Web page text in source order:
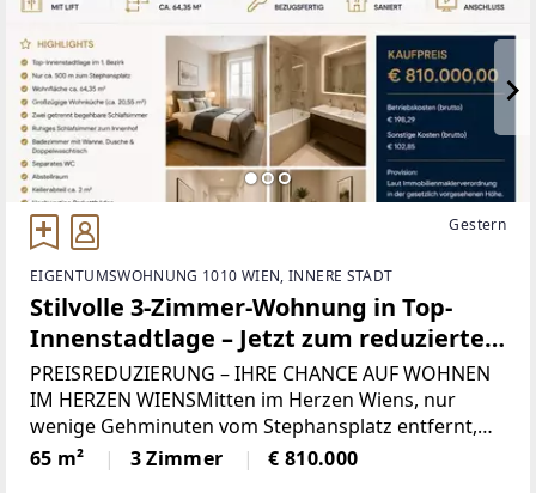
Gestern
EIGENTUMSWOHNUNG 1010 WIEN, INNERE STADT
Stilvolle 3-Zimmer-Wohnung in Top-
Innenstadtlage – Jetzt zum reduzierten
Kaufpreis!
PREISREDUZIERUNG – IHRE CHANCE AUF WOHNEN
IM HERZEN WIENSMitten im Herzen Wiens, nur
wenige Gehminuten vom Stephansplatz entfernt,
präsentiert sich diese hochwertig sanierte 3-
Zimmer-Wohnung als perfekte Kombination aus
65 m² 3 Zimmer € 810.000